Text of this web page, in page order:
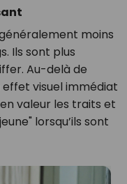
moins
Ils sont plus
Au-delà de
effet visuel immédiat
valeur les traits et
lorsqu’ils sont